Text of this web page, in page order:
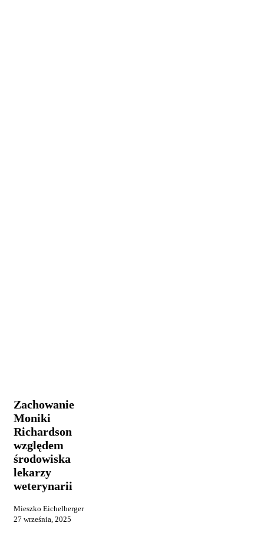
względem
środowiska
lekarzy
weterynarii
Zachowanie
Moniki
Richardson
względem
środowiska
lekarzy
weterynarii
Mieszko Eichelberger
27 września, 2025